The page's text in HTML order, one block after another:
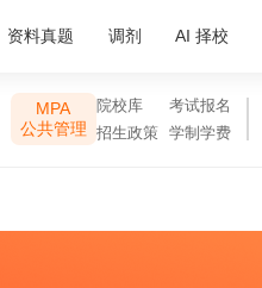
资料真题 调剂 AI 择校
MPA
公共管理
院校库
考试报名
招生政策
学制学费